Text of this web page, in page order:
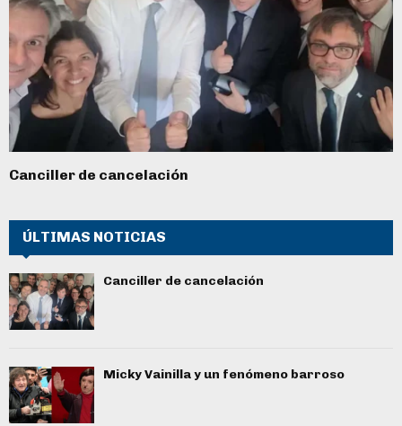
Canciller de cancelación
ÚLTIMAS NOTICIAS
Canciller de cancelación
Micky Vainilla y un fenómeno barroso